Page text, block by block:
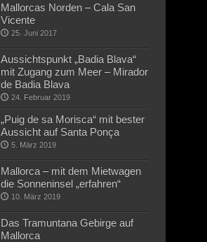
Mallorcas Norden – Cala San
Vicente
25. Juni 2017
Aussichtspunkt „Badia Blava“
mit Zugang zum Meer – Mirador
de Badia Blava
24. Februar 2019
„Puig de sa Morisca“ mit bester
Aussicht auf Santa Ponça
5. März 2019
Mallorca – mit dem Mietwagen
die Sonneninsel „erfahren“
10. März 2019
Das Tramuntana Gebirge auf
Mallorca